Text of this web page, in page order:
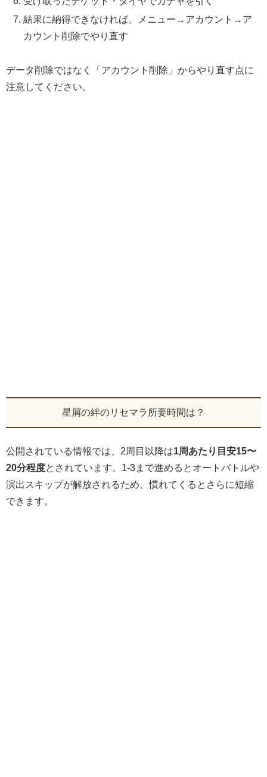
結果に納得できなければ、メニュー→アカウント→ア
カウント削除でやり直す
データ削除ではなく「アカウント削除」からやり直す点に
注意してください。
星屑の絆のリセマラ所要時間は？
公開されている情報では、2周目以降は1周あたり目安15〜
20分程度とされています。1-3まで進めるとオートバトルや
演出スキップが解放されるため、慣れてくるとさらに短縮
できます。